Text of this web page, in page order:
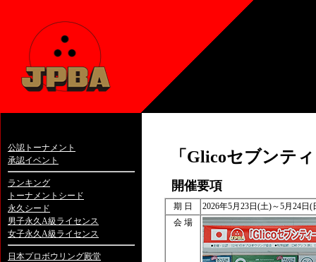
公認トーナメント
承認イベント
ランキング
トーナメントシード
永久シード
男子永久A級ライセンス
女子永久A級ライセンス
日本プロボウリング殿堂
「Glicoセブンテ
開催要項
期 日
2026年5月23日(土)～5月24日(
会 場